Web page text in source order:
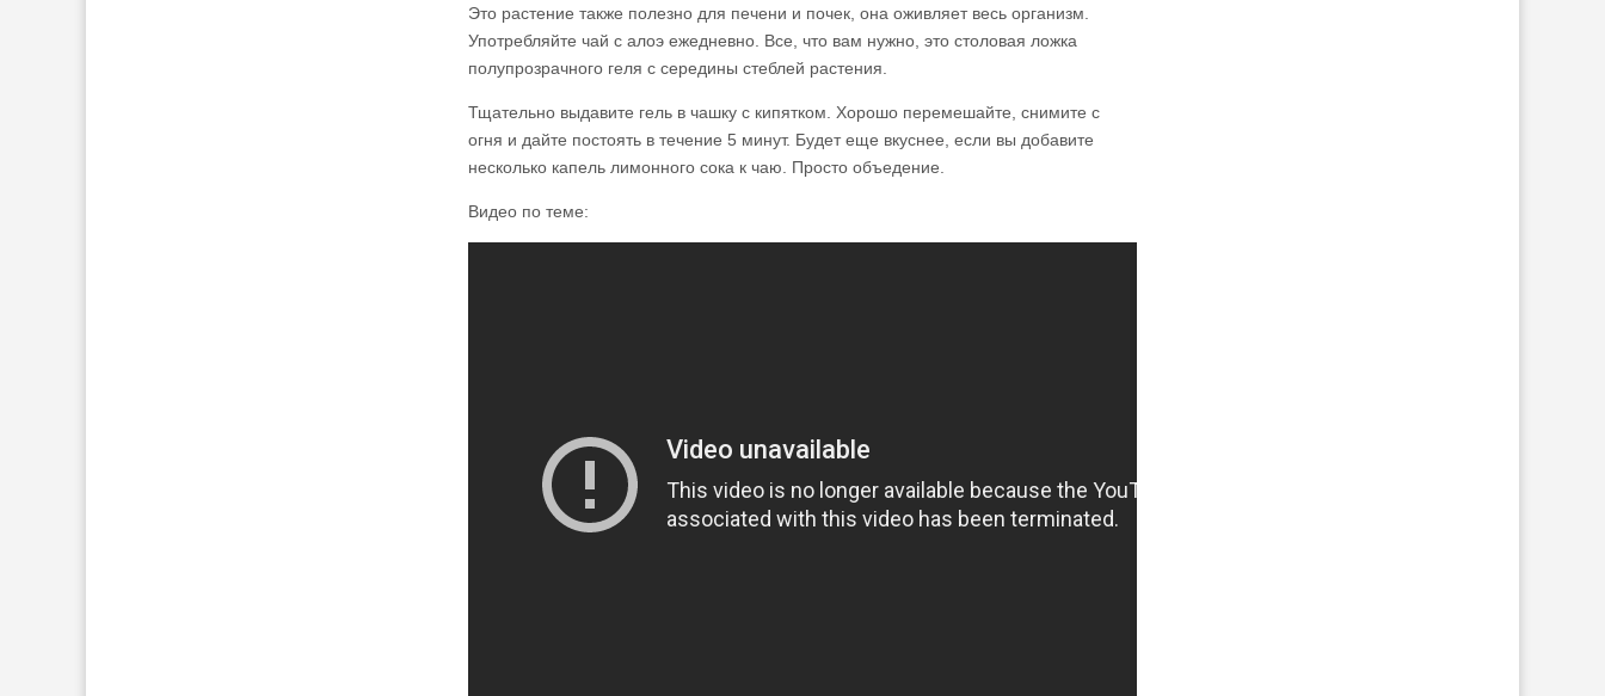
Это растение также полезно для печени и почек, она оживляет весь организм.
Употребляйте чай с алоэ ежедневно. Все, что вам нужно, это столовая ложка
полупрозрачного геля с середины стеблей растения.
Тщательно выдавите гель в чашку с кипятком. Хорошо перемешайте, снимите с
огня и дайте постоять в течение 5 минут. Будет еще вкуснее, если вы добавите
несколько капель лимонного сока к чаю. Просто объедение.
Видео по теме: